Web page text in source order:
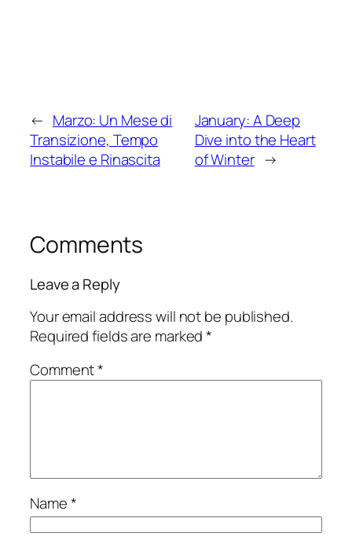
← Marzo: Un Mese di
Transizione, Tempo
Instabile e Rinascita
January: A Deep
Dive into the Heart
of Winter →
Comments
Leave a Reply
Your email address will not be published.
Required fields are marked*
Comment*
Name*